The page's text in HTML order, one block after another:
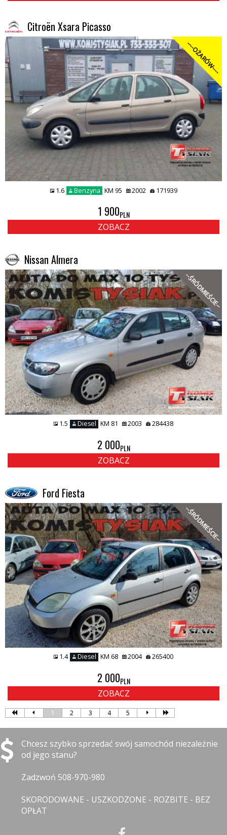
Citroën Xsara Picasso
----OŻARÓW----
1.6 Benzyna KM 95 2002 171939
1 900PLN
ZOBACZ
Nissan Almera
--ŚRÓDMIEŚCIE--
1.5 Diesel KM 81 2003 284438
2 000PLN
ZOBACZ
Ford Fiesta
--ŚRÓDMIEŚCIE--
1.4 Diesel KM 68 2004 265400
2 000PLN
ZOBACZ
1 2 3 4 5
Chcesz szybko sprzedać swój samochód niezależnie
od jego stanu?
Zadzwoń 508-970-980
SKORODOWANE - USZKODZONE - ROZBITE - BEZ
OPŁAT